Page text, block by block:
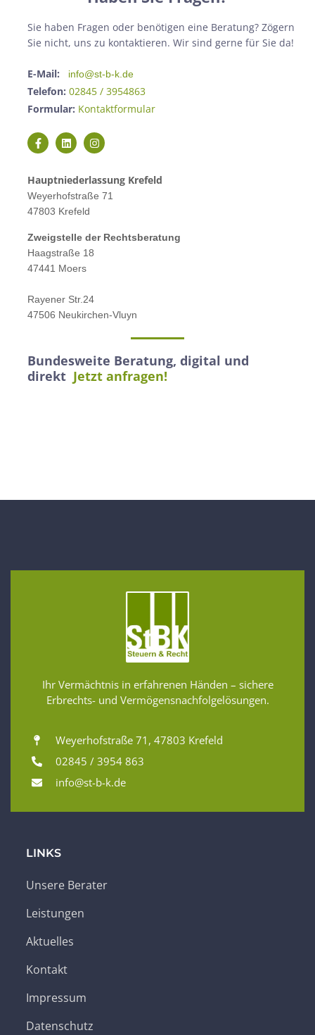
Sie haben Fragen oder benötigen eine Beratung? Zögern
Sie nicht, uns zu kontaktieren. Wir sind gerne für Sie da!
E-Mail: info@st-b-k.de
Telefon: 02845 / 3954863
Formular: Kontaktformular
Hauptniederlassung Krefeld
Weyerhofstraße 71
47803 Krefeld
Zweigstelle der Rechtsberatung
Haagstraße 18
47441 Moers
Rayener Str.24
47506 Neukirchen-Vluyn
Bundesweite Beratung, digital und
direkt Jetzt anfragen!
Ihr Vermächtnis in erfahrenen Händen – sichere
Erbrechts- und Vermögensnachfolgelösungen.
Weyerhofstraße 71, 47803 Krefeld
02845 / 3954 863
info@st-b-k.de
LINKS
Unsere Berater
Leistungen
Aktuelles
Kontakt
Impressum
Datenschutz